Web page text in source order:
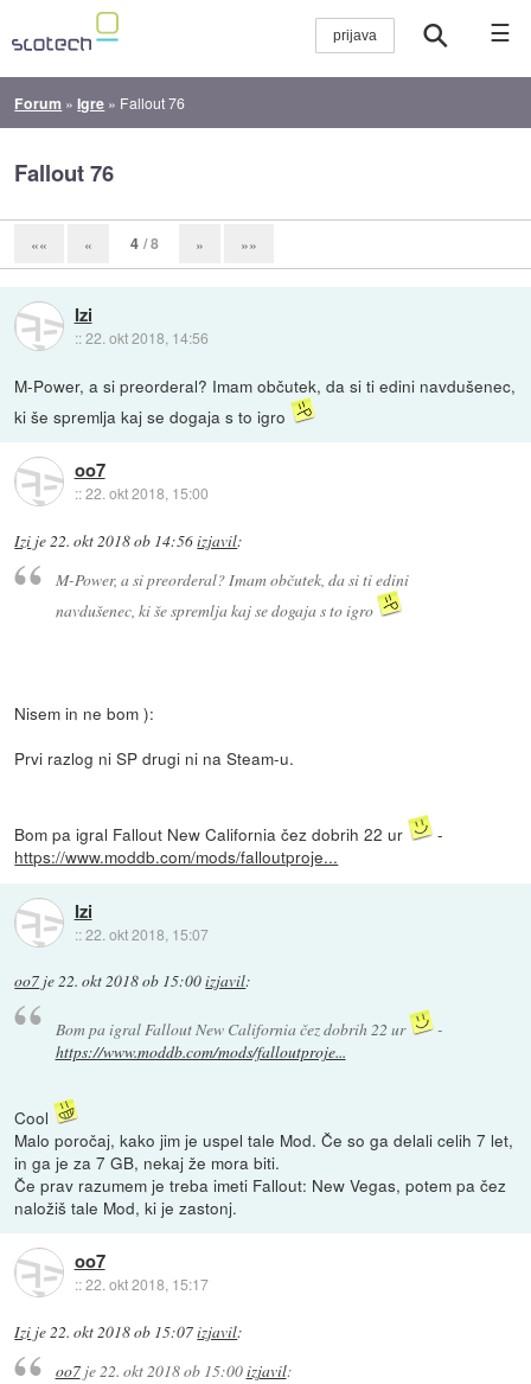
☰
Forum »Igre » Fallout 76
Fallout 76
«« « 4 / 8 » »»
Izi
::22. okt 2018, 14:56
M-Power, a si preorderal? Imam občutek, da si ti edini navdušenec,
ki še spremlja kaj se dogaja s to igro
oo7
::22. okt 2018, 15:00
Izi je22. okt 2018 ob 14:56izjavil:
M-Power, a si preorderal? Imam občutek, da si ti edini
navdušenec, ki še spremlja kaj se dogaja s to igro
Nisem in ne bom ):
Prvi razlog ni SP drugi ni na Steam-u.
Bom pa igral Fallout New California čez dobrih 22 ur
-
https://www.moddb.com/mods/falloutproje...
Izi
::22. okt 2018, 15:07
oo7 je22. okt 2018 ob 15:00izjavil:
Bom pa igral Fallout New California čez dobrih 22 ur
-
https://www.moddb.com/mods/falloutproje...
Cool
Malo poročaj, kako jim je uspel tale Mod. Če so ga delali celih 7 let,
in ga je za 7 GB, nekaj že mora biti.
Če prav razumem je treba imeti Fallout: New Vegas, potem pa čez
naložiš tale Mod, ki je zastonj.
oo7
::22. okt 2018, 15:17
Izi je22. okt 2018 ob 15:07izjavil:
oo7je22. okt 2018 ob 15:00izjavil: